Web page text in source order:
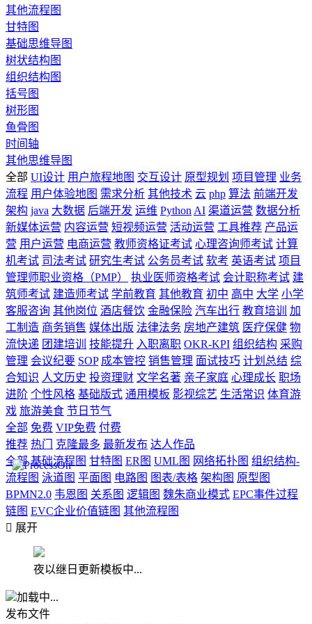
其他流程图
甘特图
基础思维导图
树状结构图
组织结构图
括号图
树形图
鱼骨图
时间轴
其他思维导图
全部 UI设计 用户旅程地图 交互设计 原型规划 项目管理 业务
流程 用户体验地图 需求分析 其他技术 云 php 算法 前端开发
架构 java 大数据 后端开发 运维 Python AI 渠道运营 数据分析
新媒体运营 内容运营 短视频运营 活动运营 工具推荐 产品运
营 用户运营 电商运营 教师资格证考试 心理咨询师考试 计算
机考试 司法考试 研究生考试 公务员考试 软考 英语考试 项目
管理师职业资格（PMP）
执业医师资格考试 会计职称考试 建
筑师考试 建造师考试 学前教育 其他教育 初中 高中 大学 小学
客服咨询 其他岗位 酒店餐饮 金融保险 汽车出行 教育培训
加
工制造 商务销售 媒体出版 法律法务 房地产建筑 医疗保健 物
流快递 团建培训 技能提升 入职离职 OKR-KPI 组织结构 采购
管理 会议纪要 SOP 成本管控 销售管理 面试技巧 计划总结 综
合知识 人文历史 投资理财 文学名著 亲子家庭 心理成长 职场
进阶 个性风格 基础版式 通用模板 影视综艺 生活常识 体育游
戏 旅游美食 节日节气
全部 免费 VIP免费 付费
推荐 热门 克隆最多 最新发布 达人作品
全部 基础流程图 甘特图 ER图 UML图 网络拓扑图 组织结构-
流程图 泳道图 平面图 电路图 图表/表格 架构图 原型图
BPMN2.0 韦恩图 关系图 逻辑图 魏朱商业模式 EPC事件过程
链图 EVC企业价值链图 其他流程图
 展开
夜以继日更新模板中...
加载中...
发布文件